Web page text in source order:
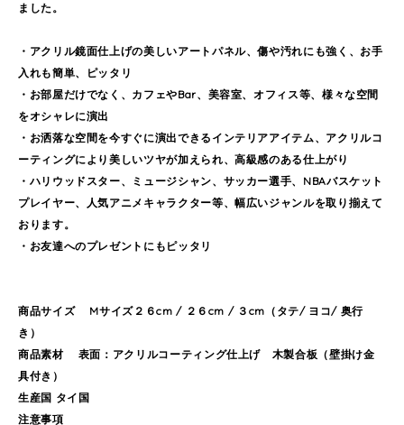
ました。
・アクリル鏡面仕上げの美しいアートパネル、傷や汚れにも強く、お手
入れも簡単、ピッタリ
・お部屋だけでなく、カフェやBar、美容室、オフィス等、様々な空間
をオシャレに演出
・お洒落な空間を今すぐに演出できるインテリアアイテム、アクリルコ
ーティングにより美しいツヤが加えられ、高級感のある仕上がり
・ハリウッドスター、ミュージシャン、サッカー選手、NBAバスケット
プレイヤー、人気アニメキャラクター等、幅広いジャンルを取り揃えて
おります。
・お友達へのプレゼントにもピッタリ
商品サイズ Mサイズ２６cm / ２６cm / ３cm（タテ/ ヨコ/ 奥行
き）
商品素材 表面：アクリルコーティング仕上げ 木製合板（壁掛け金
具付き）
生産国 タイ国
注意事項